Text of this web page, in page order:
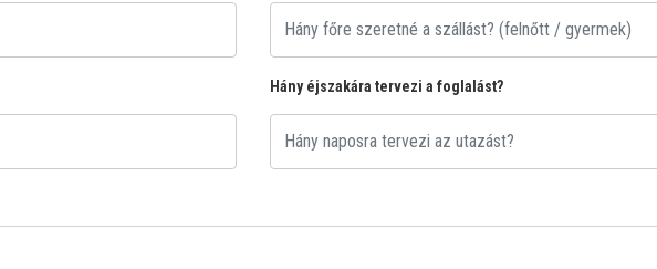
Hány éjszakára tervezi a foglalást?